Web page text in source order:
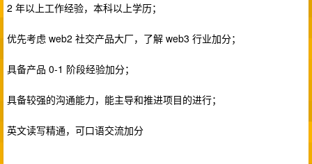
2 年以上工作经验，本科以上学历；
优先考虑 web2 社交产品大厂，了解 web3 行业加分；
具备产品 0-1 阶段经验加分；
具备较强的沟通能力，能主导和推进项目的进行；
英文读写精通，可口语交流加分